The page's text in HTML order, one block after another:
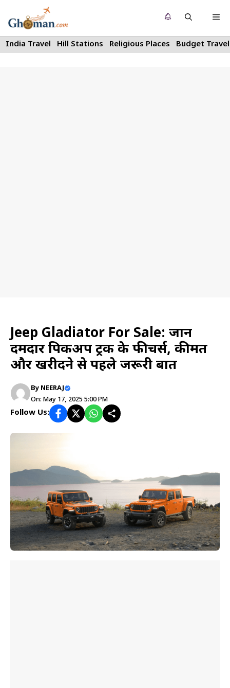
to
content
India Travel Hill Stations Religious Places Budget Travel
Jeep Gladiator For Sale: जानें
दमदार पिकअप ट्रक के फीचर्स, कीमत
और खरीदने से पहले जरूरी बातें
By NEERAJ
On: May 17, 2025 5:00 PM
Follow Us: